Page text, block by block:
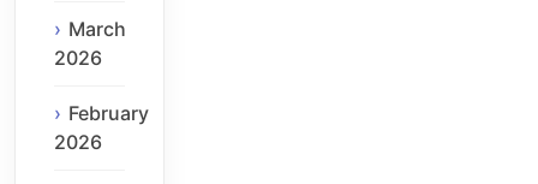
March
2026
February
2026